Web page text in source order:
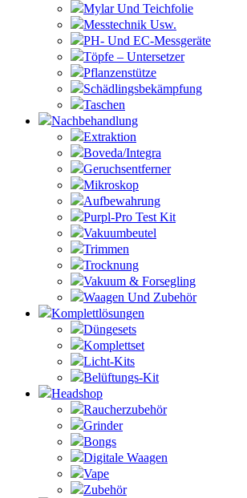
Mylar Und Teichfolie
Messtechnik Usw.
PH- Und EC-Messgeräte
Töpfe – Untersetzer
Pflanzenstütze
Schädlingsbekämpfung
Taschen
Nachbehandlung
Extraktion
Boveda/Integra
Geruchsentferner
Mikroskop
Aufbewahrung
Purpl-Pro Test Kit
Vakuumbeutel
Trimmen
Trocknung
Vakuum & Forsegling
Waagen Und Zubehör
Komplettlösungen
Düngesets
Komplettset
Licht-Kits
Belüftungs-Kit
Headshop
Raucherzubehör
Grinder
Bongs
Digitale Waagen
Vape
Zubehör